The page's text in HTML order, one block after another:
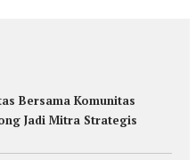
Bersama Komunitas
Jadi Mitra Strategis